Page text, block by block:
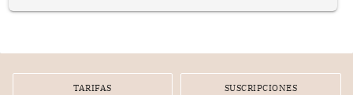
TARIFAS SUSCRIPCIONES